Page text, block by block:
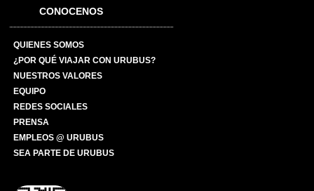
CONOCENOS
QUIENES SOMOS
¿POR QUÉ VIAJAR CON URUBUS?
NUESTROS VALORES
EQUIPO
REDES SOCIALES
PRENSA
EMPLEOS @ URUBUS
SEA PARTE DE URUBUS